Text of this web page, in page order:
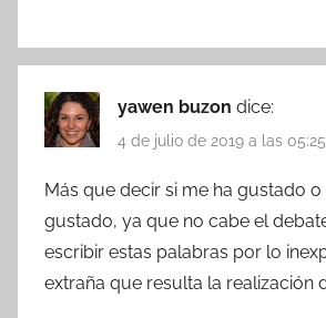
yawen buzon dice:
4 de julio de 2019 a las 05:25
Más que decir si me ha gustado o
gustado, ya que no cabe el
escribir estas palabras por lo
extraña que resulta la realización